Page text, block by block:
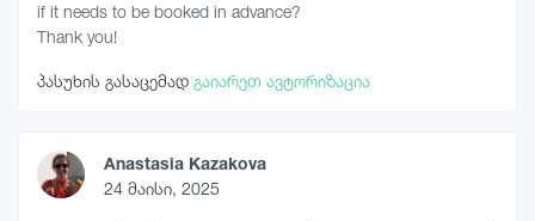
if it needs to be booked in advance?
Thank you!
პასუხის გასაცემად გაიარეთ ავტორიზაცია
Anastasia Kazakova
24 მაისი, 2025